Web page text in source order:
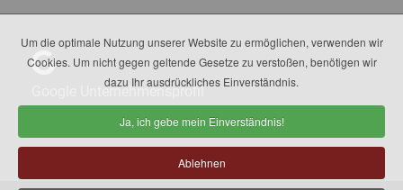
Um die optimale Nutzung unserer Website zu ermöglichen, verwenden wir
Cookies. Um nicht gegen geltende Gesetze zu verstoßen, benötigen wir
dazu Ihr ausdrückliches Einverständnis.
Ja, ich gebe mein Einverständnis!
Ablehnen
Google Unternehmensprofil